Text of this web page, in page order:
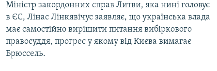
Усі сайти RFE/RL
Міністр закордонних справ Литви, яка нині головує
в ЄС, Лінас Лінкявічус заявляє, що українська влада
має самостійно вирішити питання вибіркового
правосуддя, прогрес у якому від Києва вимагає
Брюссель.